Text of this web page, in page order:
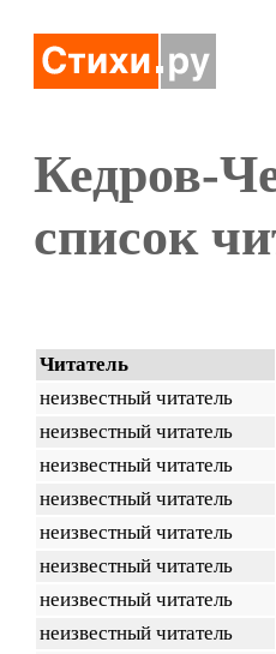
Кедров-
список
Читатель
неизвестный читатель
неизвестный читатель
неизвестный читатель
неизвестный читатель
неизвестный читатель
неизвестный читатель
неизвестный читатель
неизвестный читатель